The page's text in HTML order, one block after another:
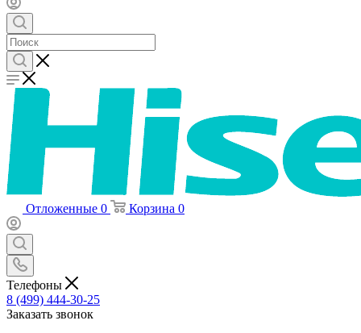
Отложенные 0 Корзина 0
Телефоны
8 (499) 444-30-25
Заказать звонок